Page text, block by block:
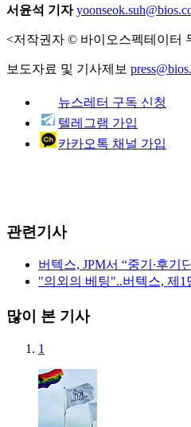
서윤석 기자
<저작권자 © 바이오스펙테이터
보도자료 및 기사제보
뉴스레터 구독 신청
텔레그램 가입
카카오톡 채널 가입
관련기사
버텍스, JPM서 “중기∙후기
"의외의 베팅"..버텍스, 제
많이 본 기사
1